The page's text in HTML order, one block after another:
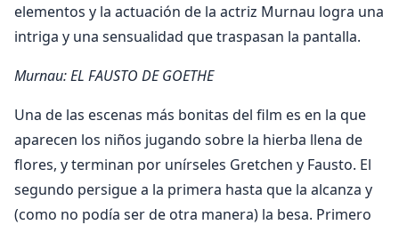
elementos y la actuación de la actriz Murnau logra una
intriga y una sensualidad que traspasan la pantalla.
Murnau: EL FAUSTO DE GOETHE
Una de las escenas más bonitas del film es en la que
aparecen los niños jugando sobre la hierba llena de
flores, y terminan por unírseles Gretchen y Fausto. El
segundo persigue a la primera hasta que la alcanza y
(como no podía ser de otra manera) la besa. Primero